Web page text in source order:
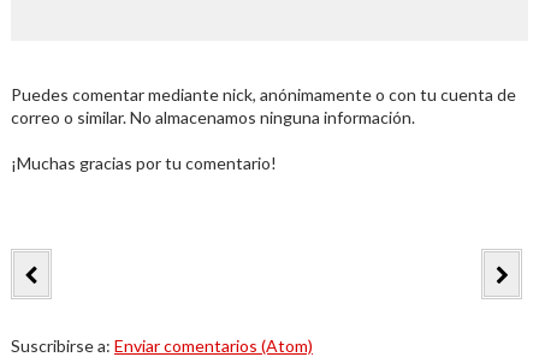
Puedes comentar mediante nick, anónimamente o con tu cuenta de
correo o similar. No almacenamos ninguna información.
¡Muchas gracias por tu comentario!
Suscribirse a: Enviar comentarios (Atom)